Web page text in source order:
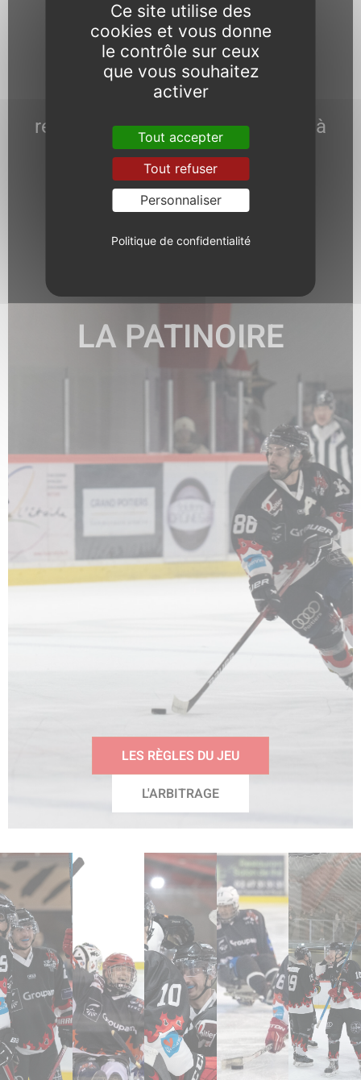
Pour toute question relative
aux réseaux sociaux, notre
responsable communication est à
votre écoute.
LA PATINOIRE
LES RÈGLES DU JEU
L'ARBITRAGE
Ce site utilise des
cookies et vous donne
le contrôle sur ceux
que vous souhaitez
activer
Tout accepter
Tout refuser
Personnaliser
Politique de confidentialité